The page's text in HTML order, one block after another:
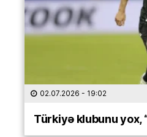
02.07.2026 - 19:02
Türkiyə klubunu yox,